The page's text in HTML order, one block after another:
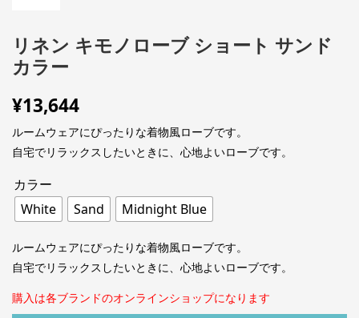
リネン キモノローブ ショート サンド
カラー
¥13,644
ルームウェアにぴったりな着物風ローブです。
自宅でリラックスしたいときに、心地よいローブです。
カラー
White
Sand Midnight Blue
ルームウェアにぴったりな着物風ローブです。
自宅でリラックスしたいときに、心地よいローブです。
購入は各ブランドのオンラインショップになります